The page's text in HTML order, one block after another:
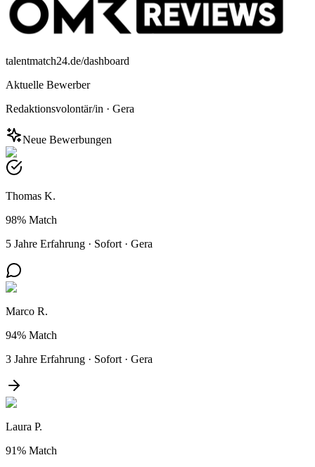
talentmatch24.de/dashboard
Aktuelle Bewerber
Redaktionsvolontär/in · Gera
Neue Bewerbungen
Thomas K.
98% Match
5 Jahre Erfahrung · Sofort · Gera
Marco R.
94% Match
3 Jahre Erfahrung · Sofort · Gera
Laura P.
91% Match